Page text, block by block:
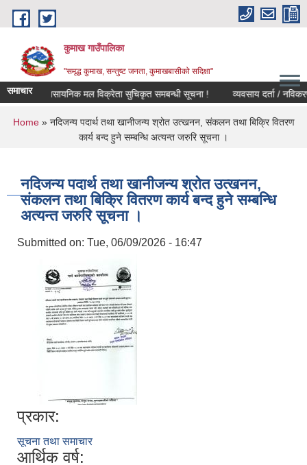
Skip to main content
कुमाख गाउँपालिका
"समृद्ध कुमाख, सन्तुष्ट जनता, कुमाखबासीको सदिक्षा"
समाचाररासायनिक मल विक्रेता सुचिकृत समबन्धी सूचना !
You are here
Home» नदिजन्य पदार्थ तथा खानीजन्य श्रोत उत्खनन, संकलन तथा बिक्रि वितरण
कार्य बन्द हुने सम्बन्धि अत्यन्त जरुरि सूचना ।
नदिजन्य पदार्थ तथा खानीजन्य श्रोत उत्खनन,
संकलन तथा बिक्रि वितरण कार्य बन्द हुने सम्बन्धि
अत्यन्त जरुरि सूचना ।
Submitted on: Tue, 06/09/2026 - 16:47
प्रकार:
सूचना तथा समाचार
आर्थिक वर्ष: